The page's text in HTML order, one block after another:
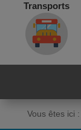
Transports
Vous êtes ici :